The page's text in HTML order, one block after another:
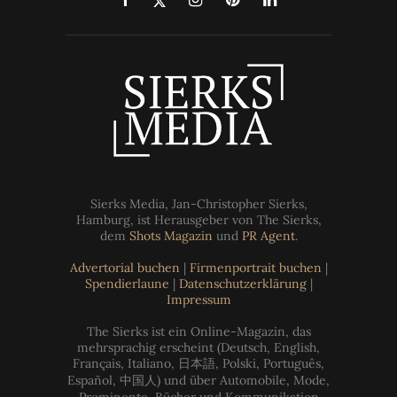
Sierks Media, Jan-Christopher Sierks,
Hamburg, ist Herausgeber von The Sierks,
dem Shots Magazin und PR Agent.
Advertorial buchen | Firmenportrait buchen |
Spendierlaune | Datenschutzerklärung|
Impressum
The Sierks ist ein Online-Magazin, das
mehrsprachig erscheint (Deutsch, English,
Français, Italiano, 日本語, Polski, Português,
Español, 中国人) und über Automobile, Mode,